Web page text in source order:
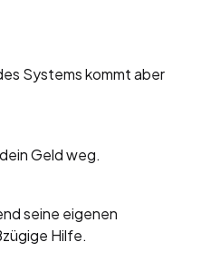
Systems kommt aber
Geld weg.
seine eigenen
Hilfe.